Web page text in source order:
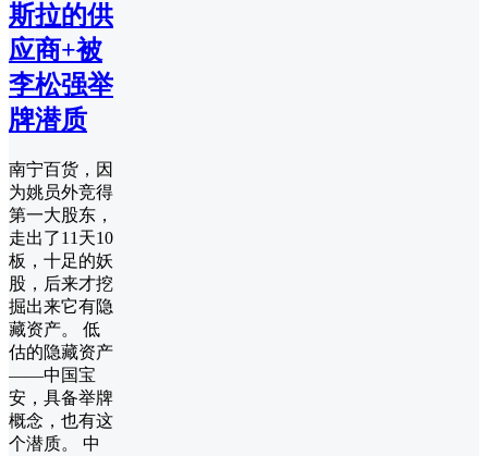
斯拉的供
应商+被
李松强举
牌潜质
南宁百货，因
为姚员外竞得
第一大股东，
走出了11天10
板，十足的妖
股，后来才挖
掘出来它有隐
藏资产。 低
估的隐藏资产
——中国宝
安，具备举牌
概念，也有这
个潜质。 中